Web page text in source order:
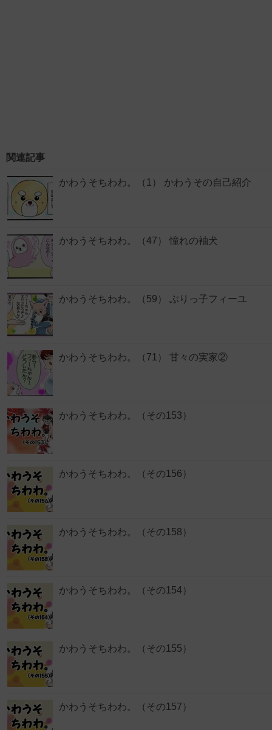
関連記事
かわうそちわわ。（1） かわうその自己紹介
かわうそちわわ。（47） 憧れの袖犬
かわうそちわわ。（59） ぶりっ子フィーユ
かわうそちわわ。（71） 甘々の実家②
かわうそちわわ。（その153）
かわうそちわわ。（その156）
かわうそちわわ。（その158）
かわうそちわわ。（その154）
かわうそちわわ。（その155）
かわうそちわわ。（その157）